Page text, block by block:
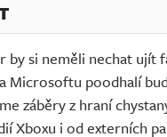
by si neměli nechat ujít
Microsoftu poodhalí
záběry z hraní
Xboxu i od externích